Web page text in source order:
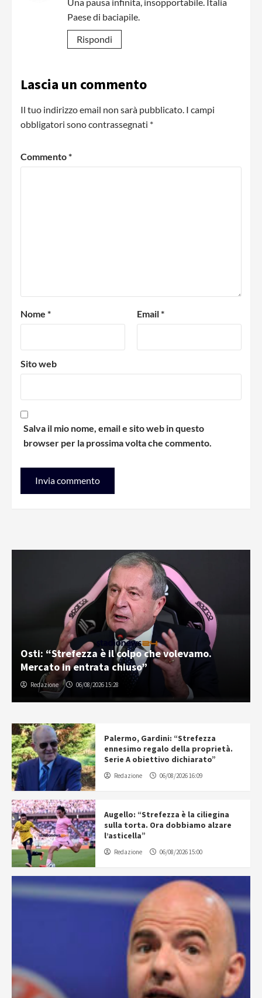
Paese di baciapile.
Rispondi
Lascia un commento
Il tuo indirizzo email non sarà pubblicato. I campi
obbligatori sono contrassegnati *
Commento*
Nome * Email*
Sito web
Salva il mio nome, email e sito web in questo
browser per la prossima volta che commento.
Osti: “Strefezza è il colpo che volevamo.
Mercato in entrata chiuso”
Redazione 06/08/2026 15:28
Palermo, Gardini: “Strefezza
ennesimo regalo della proprietà.
Serie A obiettivo dichiarato”
Redazione 06/08/2026 16:09
Augello: “Strefezza è la ciliegina
sulla torta. Ora dobbiamo alzare
l’asticella”
Redazione 06/08/2026 15:00